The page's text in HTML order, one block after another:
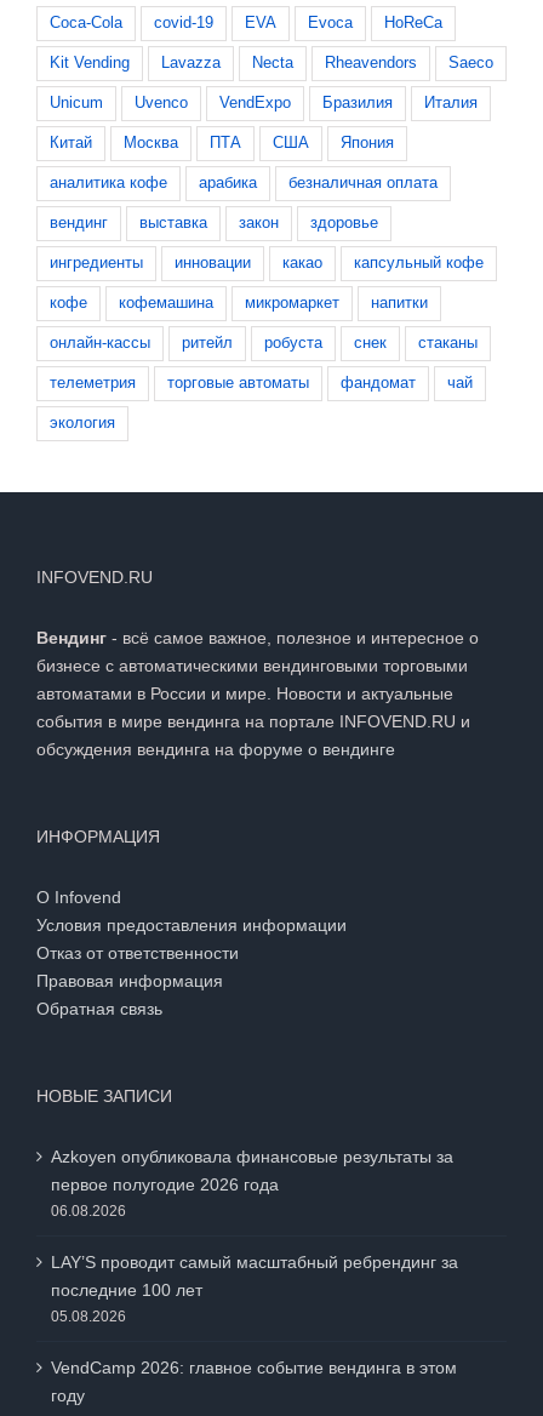
Coca-Cola covid-19 EVA Evoca HoReCa
Kit Vending Lavazza Necta Rheavendors Saeco
Unicum Uvenco VendExpo Бразилия Италия
Китай Москва ПТА США Япония
аналитика кофе арабика безналичная оплата
вендинг выставка закон здоровье
ингредиенты инновации какао капсульный кофе
кофе кофемашина микромаркет напитки
онлайн-кассы ритейл робуста снек стаканы
телеметрия торговые автоматы фандомат чай
экология
INFOVEND.RU
Вендинг - всё самое важное, полезное и интересное о
бизнесе с автоматическими вендинговыми торговыми
автоматами в России и мире. Новости и актуальные
события в мире вендинга на портале INFOVEND.RU и
обсуждения вендинга на форуме о вендинге
ИНФОРМАЦИЯ
О Infovend
Условия предоставления информации
Отказ от ответственности
Правовая информация
Обратная связь
НОВЫЕ ЗАПИСИ
Azkoyen опубликовала финансовые результаты за
первое полугодие 2026 года
06.08.2026
LAY’S проводит самый масштабный ребрендинг за
последние 100 лет
05.08.2026
VendCamp 2026: главное событие вендинга в этом
году